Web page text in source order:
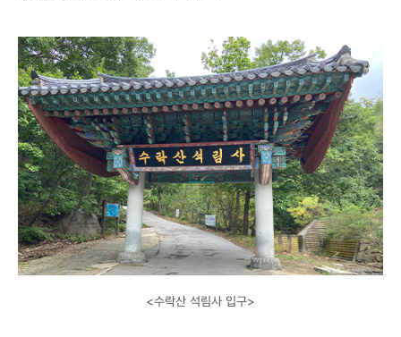
<수락산 석림사 입구>